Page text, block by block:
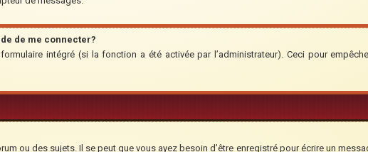
de me connecter?
intégré (si la fonction a été activée par l’administrateur). Ceci pour
ou des sujets. Il se peut que vous ayez besoin d’être enregistré pour écrire un